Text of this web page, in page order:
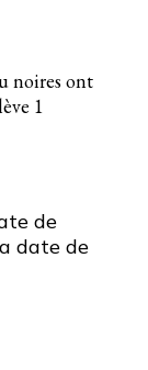
noires ont
1
de
date de